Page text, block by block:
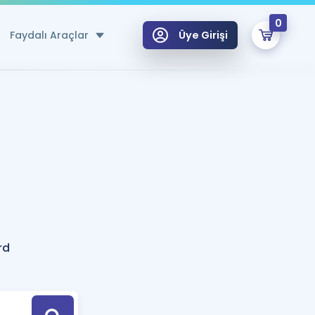
Faydalı Araçlar
Hesaplama Aracı
için Öneriler
Tek Takvimde
Üye Girişi
0